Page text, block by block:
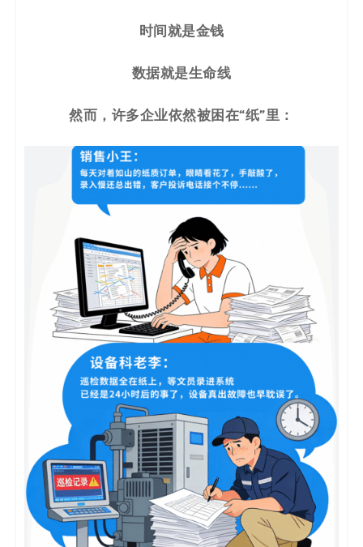
方
案
_
低
代
码
_
零
代
码
案
例
时间就是金钱
数据就是生命线
然而，许多企业依然被困在“纸”里：